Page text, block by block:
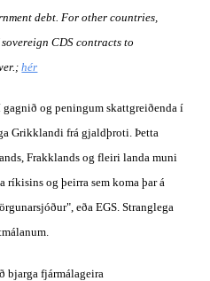
debt. For other countries,
CDS contracts to
hér
gagnið og peningum skattgreiðenda í
Grikklandi frá gjaldþroti. Þetta
Frakklands og fleiri landa muni
og þeirra sem koma þar á
eða EGS. Stranglega
bjarga fjármálageira